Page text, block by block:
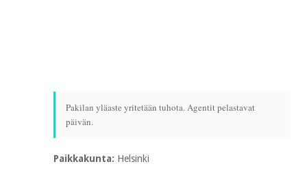
Pakilan yläaste yritetään tuhota. Agentit pelastavat
päivän.
Paikkakunta: Helsinki